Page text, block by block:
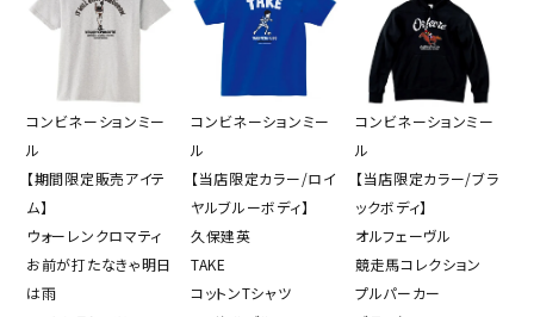
カテゴリー
close
コンビネーションミー
ル
【期間限定販売アイテ
ム】
ウォーレンクロマティ
お前が打たなきゃ明日
は雨
コンビネーションミー
ル
【当店限定カラー/ロイ
ヤルブルーボディ】
久保建英
TAKE
コットンTシャツ
コンビネーションミー
ル
【当店限定カラー/ブラ
ックボディ】
オルフェーヴル
競走馬コレクション
プルパーカー